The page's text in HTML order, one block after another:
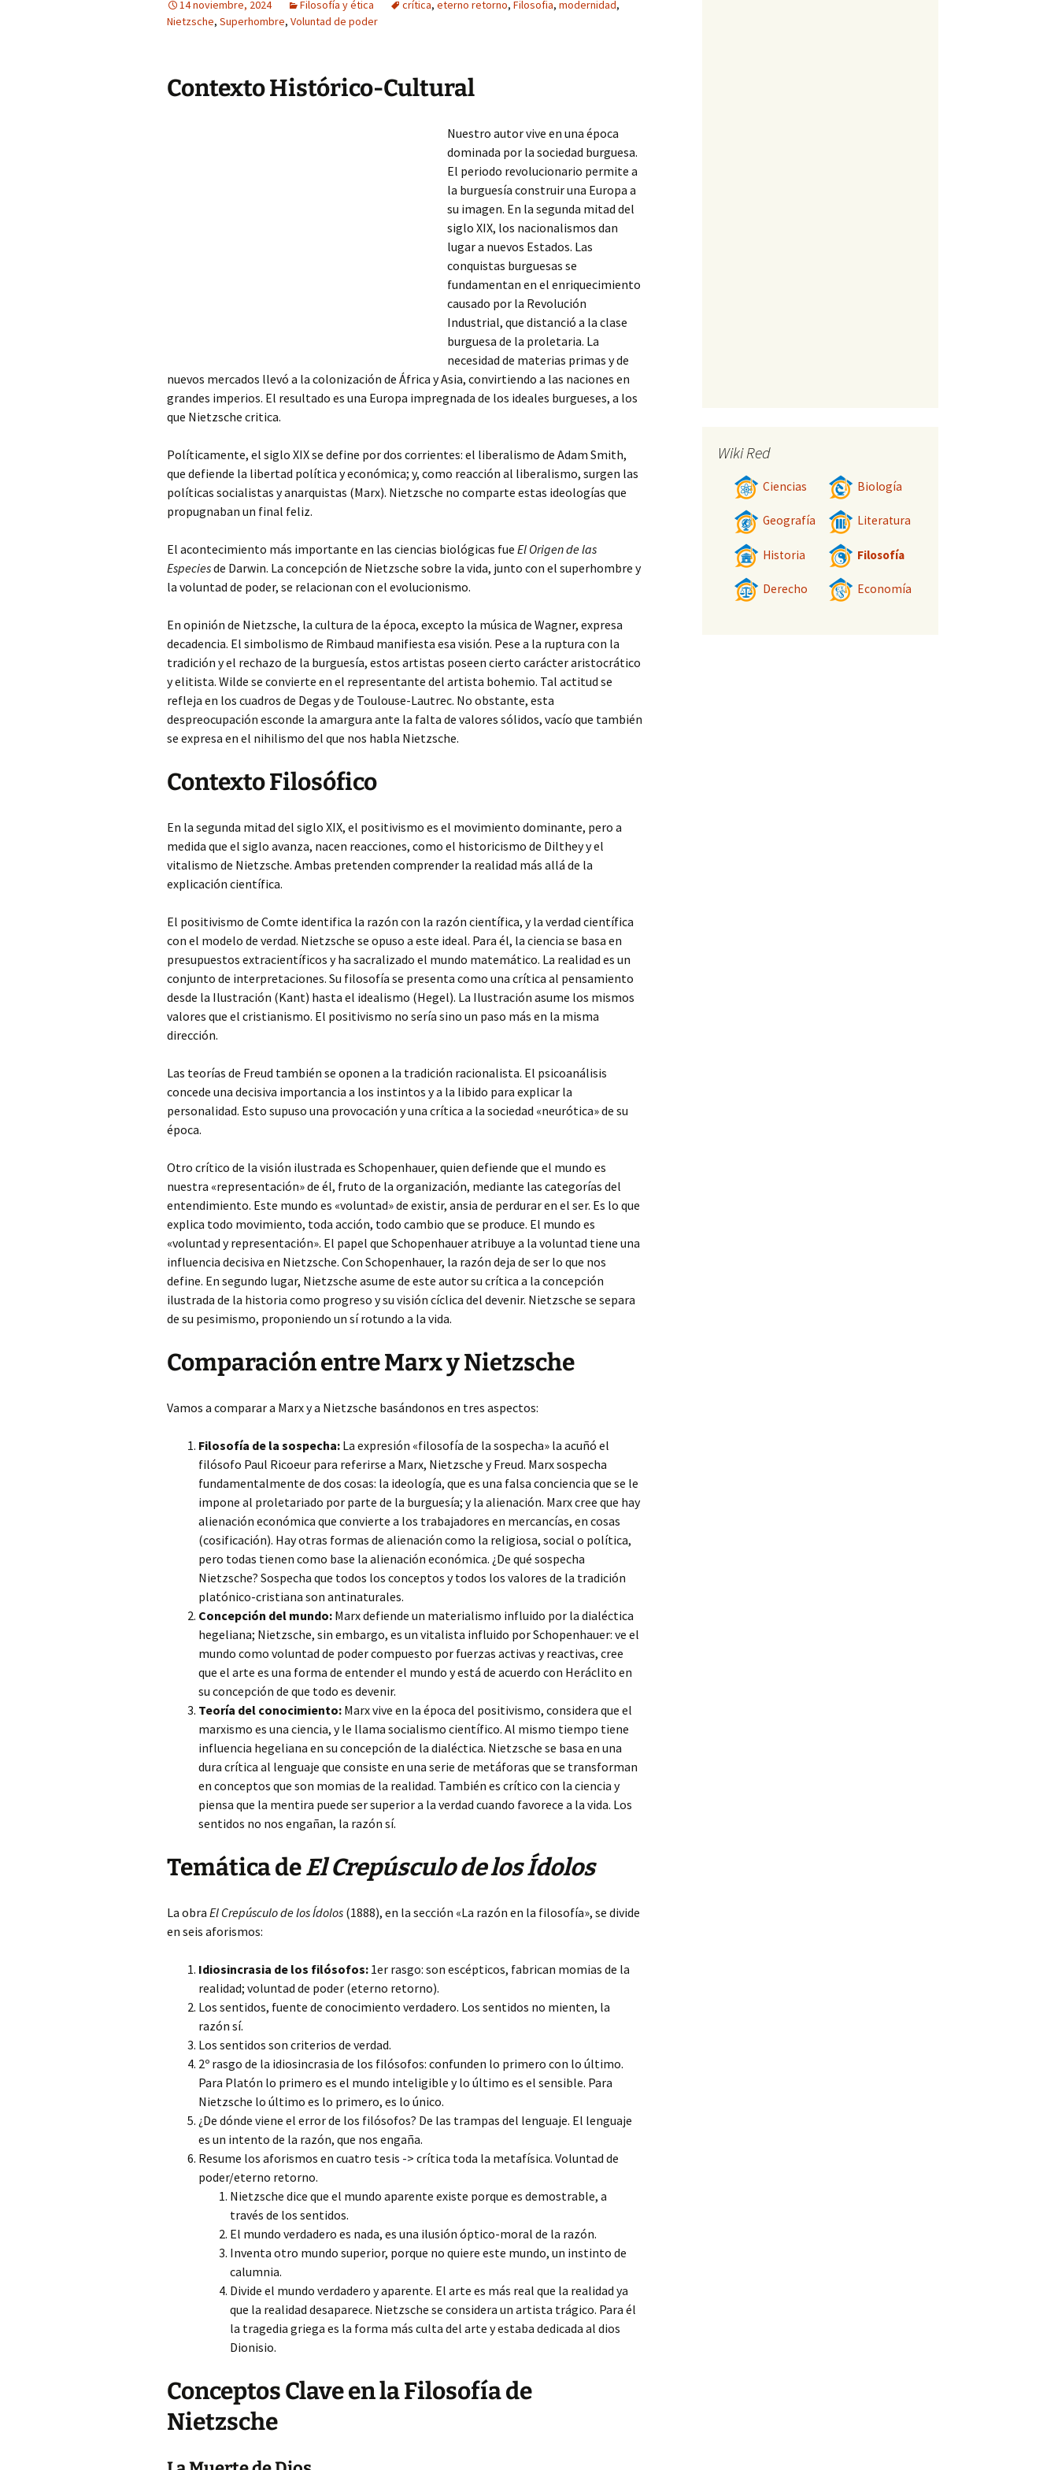
14 noviembre, 2024 Filosofía y ética crítica, eterno retorno, Filosofia, modernidad,
Nietzsche, Superhombre, Voluntad de poder
Contexto Histórico-Cultural
Nuestro autor vive en una época
dominada por la sociedad burguesa.
El periodo revolucionario permite a
la burguesía construir una Europa a
su imagen. En la segunda mitad del
siglo XIX, los nacionalismos dan
lugar a nuevos Estados. Las
conquistas burguesas se
fundamentan en el enriquecimiento
causado por la Revolución
Industrial, que distanció a la clase
burguesa de la proletaria. La
necesidad de materias primas y de
nuevos mercados llevó a la colonización de África y Asia, convirtiendo a las naciones en
grandes imperios. El resultado es una Europa impregnada de los ideales burgueses, a los
que Nietzsche critica.
Políticamente, el siglo XIX se define por dos corrientes: el liberalismo de Adam Smith,
que defiende la libertad política y económica; y, como reacción al liberalismo, surgen las
políticas socialistas y anarquistas (Marx). Nietzsche no comparte estas ideologías que
propugnaban un final feliz.
El acontecimiento más importante en las ciencias biológicas fue El Origen de las
Especiesde Darwin. La concepción de Nietzsche sobre la vida, junto con el superhombre y
la voluntad de poder, se relacionan con el evolucionismo.
En opinión de Nietzsche, la cultura de la época, excepto la música de Wagner, expresa
decadencia. El simbolismo de Rimbaud manifiesta esa visión. Pese a la ruptura con la
tradición y el rechazo de la burguesía, estos artistas poseen cierto carácter aristocrático
y elitista. Wilde se convierte en el representante del artista bohemio. Tal actitud se
refleja en los cuadros de Degas y de Toulouse-Lautrec. No obstante, esta
despreocupación esconde la amargura ante la falta de valores sólidos, vacío que también
se expresa en el nihilismo del que nos habla Nietzsche.
Contexto Filosófico
En la segunda mitad del siglo XIX, el positivismo es el movimiento dominante, pero a
medida que el siglo avanza, nacen reacciones, como el historicismo de Dilthey y el
vitalismo de Nietzsche. Ambas pretenden comprender la realidad más allá de la
explicación científica.
El positivismo de Comte identifica la razón con la razón científica, y la verdad científica
con el modelo de verdad. Nietzsche se opuso a este ideal. Para él, la ciencia se basa en
presupuestos extracientíficos y ha sacralizado el mundo matemático. La realidad es un
conjunto de interpretaciones. Su filosofía se presenta como una crítica al pensamiento
desde la Ilustración (Kant) hasta el idealismo (Hegel). La Ilustración asume los mismos
valores que el cristianismo. El positivismo no sería sino un paso más en la misma
dirección.
Las teorías de Freud también se oponen a la tradición racionalista. El psicoanálisis
concede una decisiva importancia a los instintos y a la libido para explicar la
personalidad. Esto supuso una provocación y una crítica a la sociedad «neurótica» de su
época.
Otro crítico de la visión ilustrada es Schopenhauer, quien defiende que el mundo es
nuestra «representación» de él, fruto de la organización, mediante las categorías del
entendimiento. Este mundo es «voluntad» de existir, ansia de perdurar en el ser. Es lo que
explica todo movimiento, toda acción, todo cambio que se produce. El mundo es
«voluntad y representación». El papel que Schopenhauer atribuye a la voluntad tiene una
influencia decisiva en Nietzsche. Con Schopenhauer, la razón deja de ser lo que nos
define. En segundo lugar, Nietzsche asume de este autor su crítica a la concepción
ilustrada de la historia como progreso y su visión cíclica del devenir. Nietzsche se separa
de su pesimismo, proponiendo un sí rotundo a la vida.
Comparación entre Marx y Nietzsche
Vamos a comparar a Marx y a Nietzsche basándonos en tres aspectos:
Filosofía de la sospecha: La expresión «filosofía de la sospecha» la acuñó el
filósofo Paul Ricoeur para referirse a Marx, Nietzsche y Freud. Marx sospecha
fundamentalmente de dos cosas: la ideología, que es una falsa conciencia que se le
impone al proletariado por parte de la burguesía; y la alienación. Marx cree que hay
alienación económica que convierte a los trabajadores en mercancías, en cosas
(cosificación). Hay otras formas de alienación como la religiosa, social o política,
pero todas tienen como base la alienación económica. ¿De qué sospecha
Nietzsche? Sospecha que todos los conceptos y todos los valores de la tradición
platónico-cristiana son antinaturales.
Concepción del mundo: Marx defiende un materialismo influido por la dialéctica
hegeliana; Nietzsche, sin embargo, es un vitalista influido por Schopenhauer: ve el
mundo como voluntad de poder compuesto por fuerzas activas y reactivas, cree
que el arte es una forma de entender el mundo y está de acuerdo con Heráclito en
su concepción de que todo es devenir.
Teoría del conocimiento: Marx vive en la época del positivismo, considera que el
marxismo es una ciencia, y le llama socialismo científico. Al mismo tiempo tiene
influencia hegeliana en su concepción de la dialéctica. Nietzsche se basa en una
dura crítica al lenguaje que consiste en una serie de metáforas que se transforman
en conceptos que son momias de la realidad. También es crítico con la ciencia y
piensa que la mentira puede ser superior a la verdad cuando favorece a la vida. Los
sentidos no nos engañan, la razón sí.
Temática deEl Crepúsculo de los Ídolos
La obra El Crepúsculo de los Ídolos (1888), en la sección «La razón en la filosofía», se divide
en seis aforismos:
Idiosincrasia de los filósofos: 1er rasgo: son escépticos, fabrican momias de la
realidad; voluntad de poder (eterno retorno).
Los sentidos, fuente de conocimiento verdadero. Los sentidos no mienten, la
razón sí.
Los sentidos son criterios de verdad.
2º rasgo de la idiosincrasia de los filósofos: confunden lo primero con lo último.
Para Platón lo primero es el mundo inteligible y lo último es el sensible. Para
Nietzsche lo último es lo primero, es lo único.
¿De dónde viene el error de los filósofos? De las trampas del lenguaje. El lenguaje
es un intento de la razón, que nos engaña.
Resume los aforismos en cuatro tesis -> crítica toda la metafísica. Voluntad de
poder/eterno retorno.
Nietzsche dice que el mundo aparente existe porque es demostrable, a
través de los sentidos.
El mundo verdadero es nada, es una ilusión óptico-moral de la razón.
Inventa otro mundo superior, porque no quiere este mundo, un instinto de
calumnia.
Divide el mundo verdadero y aparente. El arte es más real que la realidad ya
que la realidad desaparece. Nietzsche se considera un artista trágico. Para él
la tragedia griega es la forma más culta del arte y estaba dedicada al dios
Dionisio.
Conceptos Clave en la Filosofía de
Nietzsche
Wiki Red
Ciencias Biología
Geografía Literatura
Historia Filosofía
Derecho Economía